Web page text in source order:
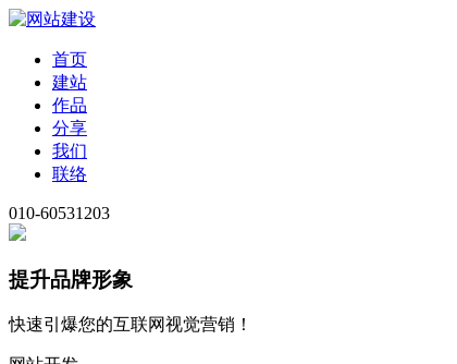
首页
建站
作品
分享
我们
联络
010-60531203
提升品牌形象
快速引爆您的互联网视觉营销！